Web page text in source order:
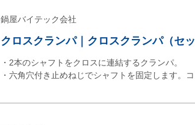
鍋屋バイテック会社
クロスクランパ｜クロスクランパ（セ
・2本のシャフトをクロスに連結するクランパ。
・六角穴付き止めねじでシャフトを固定します。